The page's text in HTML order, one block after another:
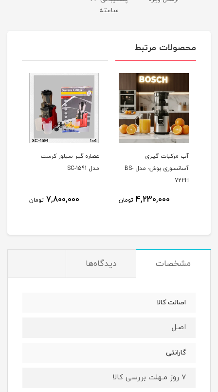
ساعته
محصولات مرتبط
آب مرکبات گیـری
آسانسـوری بوش- مدل BS-
722H
4,230,000 تومان
عصاره گیر سیلور کرست
مدل SC-1591
7,800,000 تومان
مشخصات دیدگاه‌ها
اصالت کالا
اصـل
گارانتی
7 روز مـهلت بررسی کالا